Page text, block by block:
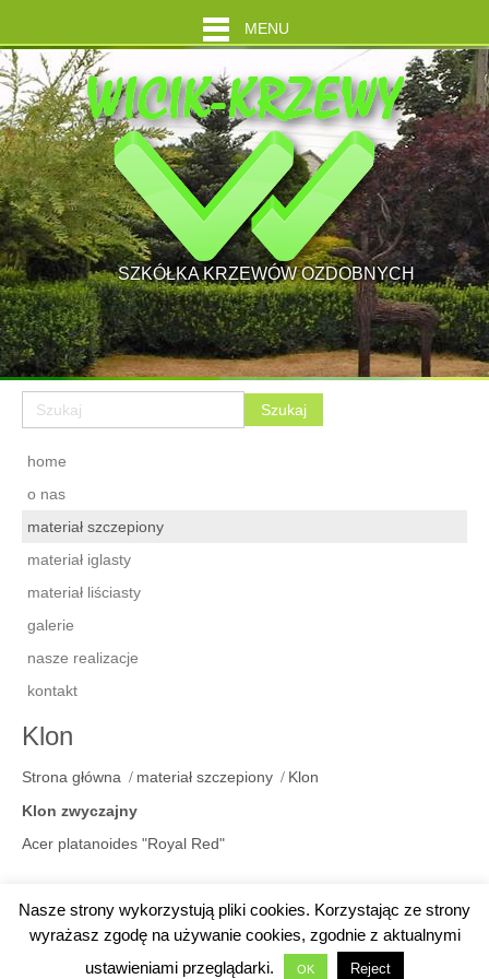
MENU
SZKÓŁKA KRZEWÓW OZDOBNYCH
home
o nas
materiał szczepiony
materiał iglasty
materiał liściasty
galerie
nasze realizacje
kontakt
Klon
Strona główna materiał szczepiony
Klon
Klon zwyczajny
Acer platanoides "Royal Red"
copyright wicik-krzewy.pl
created by
Nasze strony wykorzystują pliki cookies. Korzystając ze strony
wyrażasz zgodę na używanie cookies, zgodnie z aktualnymi
ustawieniami przeglądarki.
OK Reject